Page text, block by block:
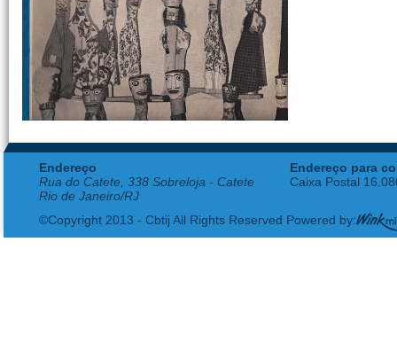
Endereço
Rua do Catete, 338 Sobreloja - Catete
Rio de Janeiro/RJ
Endereço para
Caixa Postal
©Copyright 2013 - Cbtij All Rights Reserved Powered by: